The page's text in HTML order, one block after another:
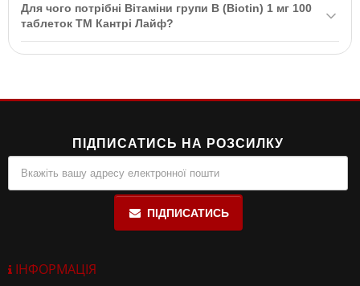
сухому місці, подалі від дітей.
Для чого потрібні Вітаміни групи B (Biotin) 1 мг 100
таблеток ТМ Кантрі Лайф?
ПІДПИСАТИСЬ НА РОЗСИЛКУ
ПІДПИСАТИСЬ
ІНФОРМАЦІЯ